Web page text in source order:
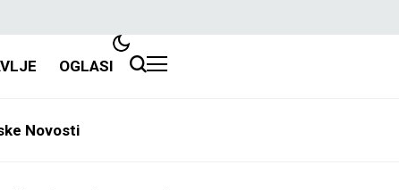
OGLASI
Novosti